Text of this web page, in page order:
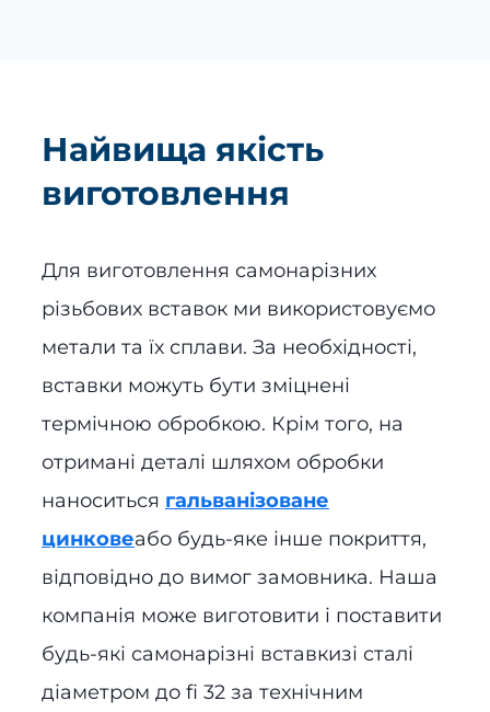
Найвища якість
виготовлення
Для виготовлення самонарізних
різьбових вставок ми використовуємо
метали та їх сплави. За необхідності,
вставки можуть бути зміцнені
термічною обробкою. Крім того, на
отримані деталі шляхом обробки
наноситься гальванізоване
цинковеабо будь-яке інше покриття,
відповідно до вимог замовника. Наша
компанія може виготовити і поставити
будь-які самонарізні вставкизі сталі
діаметром до fi 32 за технічним